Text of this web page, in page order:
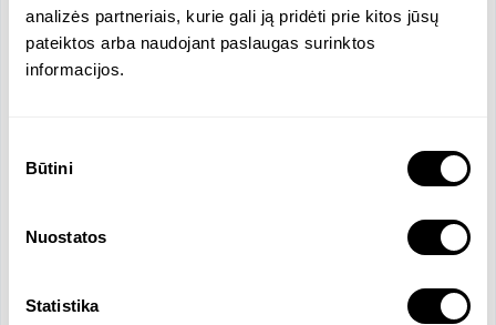
analizės partneriais, kurie gali ją pridėti prie kitos jūsų
pateiktos arba naudojant paslaugas surinktos
informacijos.
pasirinkimas
Būtini
Nuostatos
Statistika
Vieta
Laisvės pr., Vilnius, Lietuva
Įmonės dydis
Pajamos
Oficialios kalbos